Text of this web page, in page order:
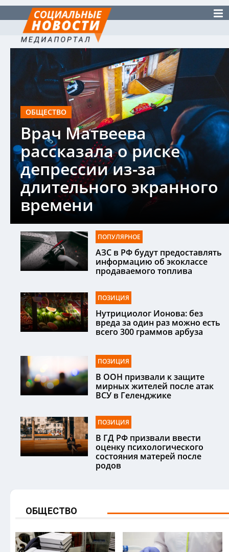
ОБЩЕСТВО
Врач Матвеева
рассказала о риске
депрессии из-за
длительного экранного
времени
ПОПУЛЯРНОЕ
АЗС в РФ будут предоставлять
информацию об экоклассе
продаваемого топлива
ПОЗИЦИЯ
Нутрициолог Ионова: без
вреда за один раз можно есть
всего 300 граммов арбуза
ПОЗИЦИЯ
В ООН призвали к защите
мирных жителей после атак
ВСУ в Геленджике
ПОЗИЦИЯ
В ГД РФ призвали ввести
оценку психологического
состояния матерей после
родов
ОБЩЕСТВО